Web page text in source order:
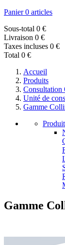
Panier 0 articles
Sous-total 0 €
Livraison 0 €
Taxes incluses 0 €
Total 0 €
Accueil
Produits
Consultation
Unité de
Gamme
Gamme